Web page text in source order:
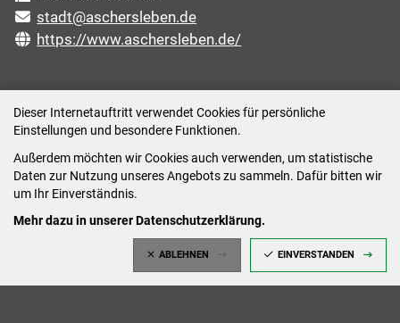
Dieser Internetauftritt verwendet Cookies für persönliche
Einstellungen und besondere Funktionen.
Außerdem möchten wir Cookies auch verwenden, um statistische
Daten zur Nutzung unseres Angebots zu sammeln. Dafür bitten wir
um Ihr Einverständnis.
Mehr dazu in unserer Datenschutzerklärung.
ABLEHNEN EINVERSTANDEN
stadt@aschersleben.de
https://www.aschersleben.de/
Montag: 09:00-12:00 /14:00-15:00 Uhr
Dienstag: 09:00-12:00 /14:00-16:00 Uhr
Mittwoch: 09:00 - 12:00 Uhr (nach vorheriger
Donnerstag: 09:00-12:00 /14:00-18:00 Uhr
Freitag: 09:00-12:00 Uhr